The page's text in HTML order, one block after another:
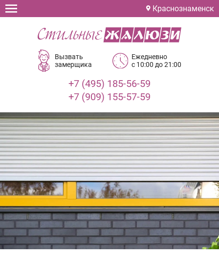
Краснознаменск
Вызвать
замерщика
Ежедневно
с 10:00 до 21:00
+7 (495) 185-56-59
+7 (909) 155-57-59